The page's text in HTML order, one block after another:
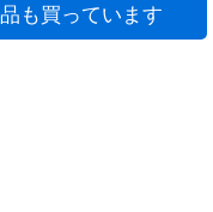
も買っています